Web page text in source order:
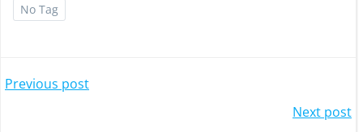
No Tag
Previous post
Next post